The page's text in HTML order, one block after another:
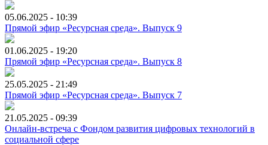
05.06.2025 - 10:39
Прямой эфир «Ресурсная среда». Выпуск 9
01.06.2025 - 19:20
Прямой эфир «Ресурсная среда». Выпуск 8
25.05.2025 - 21:49
Прямой эфир «Ресурсная среда». Выпуск 7
21.05.2025 - 09:39
Онлайн-встреча с Фондом развития цифровых технологий в
социальной сфере